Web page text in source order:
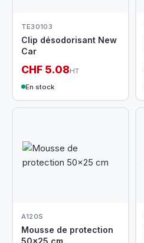
TE30103
Clip désodorisant New
Car
CHF 5.08HT
En stock
A120S
Mousse de protection
50x25 cm